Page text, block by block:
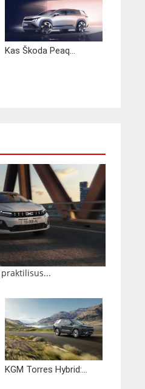
Kas Škoda Peaq...
praktilisus...
KGM Torres Hybrid:...